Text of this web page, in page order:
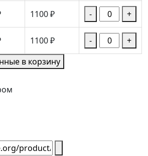
1100 ₽ - +
1100 ₽ -
+
в корзину